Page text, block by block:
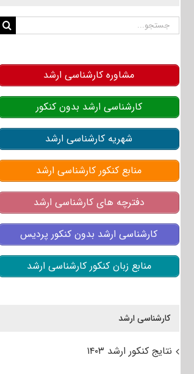
جستجو
مشاوره کارشناسی ارشد
کارشناسی ارشد بدون کنکور
شهریه کارشناسی ارشد
منابع کنکور کارشناسی ارشد
دفترچه های کارشناسی ارشد
کارشناسی ارشد بدون کنکور پردیس
منابع زبان کنکور کارشناسی ارشد
کارشناسی ارشد
نتایج کنکور ارشد ۱۴۰۳